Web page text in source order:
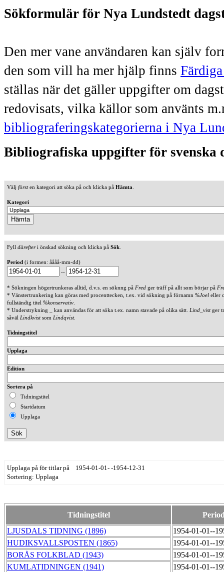
Sökformulär för Nya Lundstedt
Den mer vane användaren kan själv
den som vill ha mer hjälp finns
ställas när det gäller uppgifter om
redovisats, vilka källor som använts
bibliograferingskategorierna i Nya
Bibliografiska uppgifter för svenska
Välj försten kategori att söka på och klicka på Hämta
Kategori
Fyll därefteri önskad sökning och klicka på Sök
Period (i formen: åååå-mm-dd)
--
* Sökningen högertrunkeras alltid, d.v.s. en söknng på Fred ger träff på allt som börjar på
* Vänstertrunkering kan göras med procenttecken, t.ex. vid sökning på förnamn %Joel eller
fullständig titel %konservativ
* Understrykning _ kan användas för att söka t.ex. namn stavade på olika sätt. Lind_vistger
såväl Lindkvistsom Lindqvist.
Tidningstitel
Upplaga
Edition
Sortera på
Tidningstitel
Startdatum
Upplaga
Upplaga på för titlar på 1954-01-01- -1954-12-31
Sortering: Upplaga
Tidningstitel
LJUSDALS TIDNING (1896)
1954-01-01--
HUDIKSVALLSPOSTEN (1865)
1954-01-01--
BORÅS FOLKBLAD (1943)
1954-01-01--
KUMLATIDNINGEN (1941)
1954-01-01--